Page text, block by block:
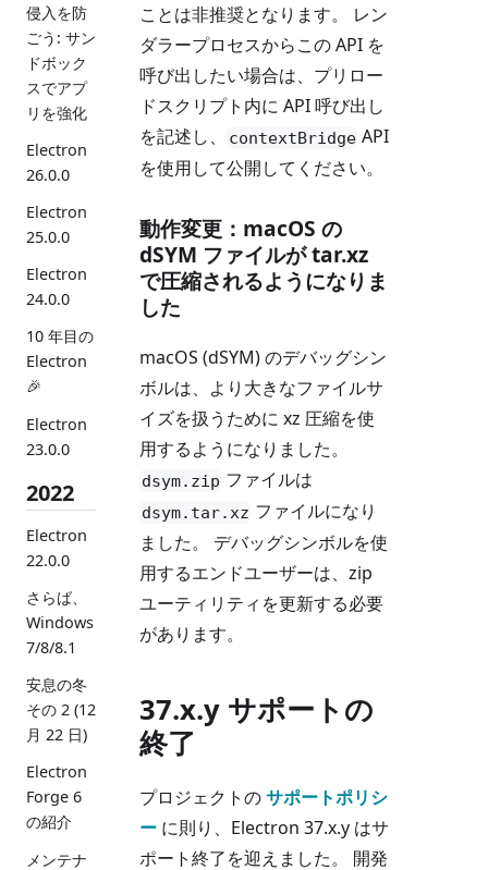
侵入を防
ごう: サン
ドボック
スでアプ
リを強化
Electron
26.0.0
Electron
25.0.0
Electron
24.0.0
10 年目の
Electron
🎉
Electron
23.0.0
2022
Electron
22.0.0
さらば、
Windows
7/8/8.1
安息の冬
その 2 (12
月 22 日)
Electron
Forge 6
の紹介
メンテナ
ことは非推奨となります。 レン
ダラープロセスからこの API を
呼び出したい場合は、プリロー
ドスクリプト内に API 呼び出し
を記述し、
contextBridge API
を使用して公開してください。
動作変更：macOS の
dSYM ファイルが tar.xz
で圧縮されるようになりま
した
macOS (dSYM) のデバッグシン
ボルは、より大きなファイルサ
イズを扱うために xz 圧縮を使
用するようになりました。
dsym.zip ファイルは
dsym.tar.xz ファイルになり
ました。 デバッグシンボルを使
用するエンドユーザーは、zip
ユーティリティを更新する必要
があります。
37.x.y サポートの
終了
プロジェクトのサポートポリシ
ー に則り、Electron 37.x.y はサ
ポート終了を迎えました。 開発